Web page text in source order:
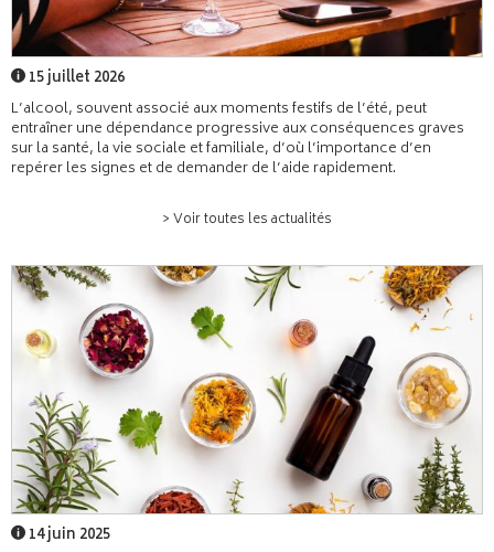
15 juillet 2026
L’alcool, souvent associé aux moments festifs de l’été, peut
entraîner une dépendance progressive aux conséquences graves
sur la santé, la vie sociale et familiale, d’où l’importance d’en
repérer les signes et de demander de l’aide rapidement.
> Voir toutes les actualités
14 juin 2025